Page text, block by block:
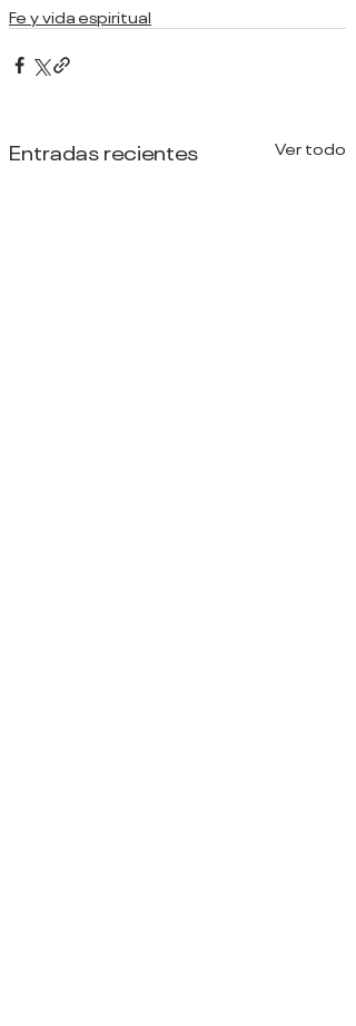
Fe y vida espiritual
Entradas recientes Ver todo